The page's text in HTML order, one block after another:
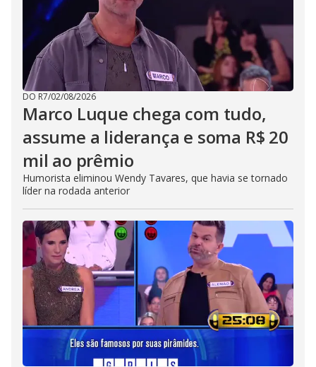
DO R7/02/08/2026
Marco Luque chega com tudo,
assume a liderança e soma R$ 20
mil ao prêmio
Humorista eliminou Wendy Tavares, que havia se tornado
líder na rodada anterior